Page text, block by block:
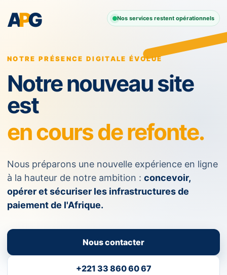
APG Nos services restent opérationnels
NOTRE PRÉSENCE DIGITALE ÉVOLUE
Notre nouveau site
est
en cours de refonte.
Nous préparons une nouvelle expérience en ligne
à la hauteur de notre ambition : concevoir,
opérer et sécuriser les infrastructures de
paiement de l'Afrique.
Nous contacter
+221 33 860 60 67